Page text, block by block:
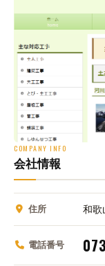
COMPANY INFO
会社情報
住所 和歌
電話番号